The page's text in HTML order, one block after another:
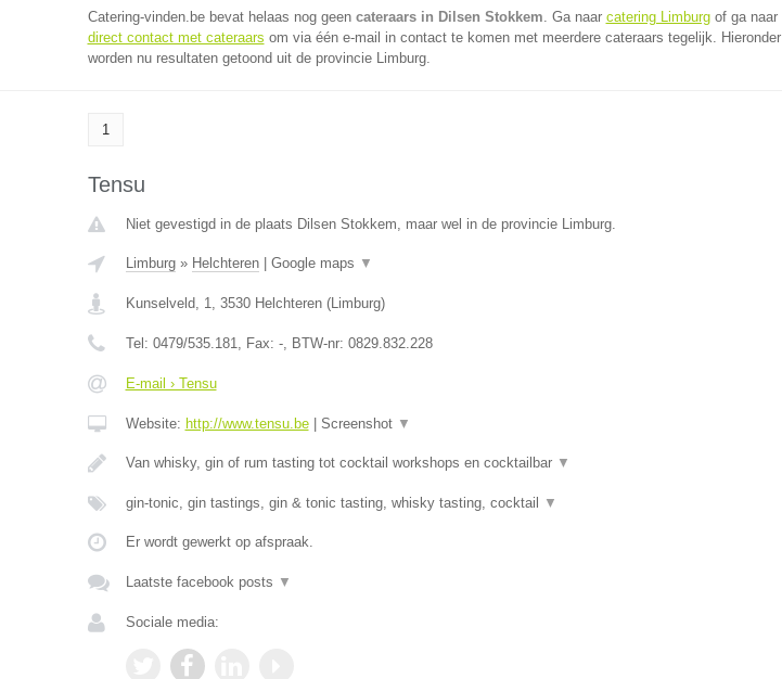
Catering-vinden.be bevat helaas nog geen cateraars in Dilsen Stokkem. Ga naar catering Limburgof ga naar
direct contact met cateraars om via één e-mail in contact te komen met meerdere cateraars tegelijk. Hieronder
worden nu resultaten getoond uit de provincie Limburg.
1
Tensu
Niet gevestigd in de plaats Dilsen Stokkem, maar wel in de provincie Limburg.
Limburg» Helchteren| Google maps ▼
Kunselveld, 1, 3530 Helchteren(Limburg)
Tel: 0479/535.181, Fax: -, BTW-nr: 0829.832.228
E-mail › Tensu
Website: http://www.tensu.be| Screenshot ▼
Van whisky, gin of rum tasting tot cocktail workshops en cocktailbar ▼
gin-tonic, gin tastings, gin & tonic tasting, whisky tasting, cocktail ▼
Er wordt gewerkt op afspraak.
Laatste facebook posts ▼
Sociale media: